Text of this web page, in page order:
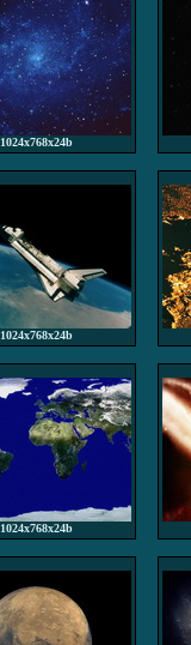
1024x768x24b
1024x768x24b
1024x768x24b